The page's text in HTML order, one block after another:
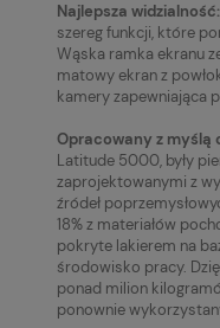
Najlepsza widzialność:
szereg funkcji, które
Wąska ramka ekranu
matowy ekran z
kamery zapewniająca
Opracowany z myślą
Latitude 5000, były
zaprojektowanymi z
źródeł
18% z materiałów
pokryte lakierem na
środowisko pracy.
ponad milion
ponownie